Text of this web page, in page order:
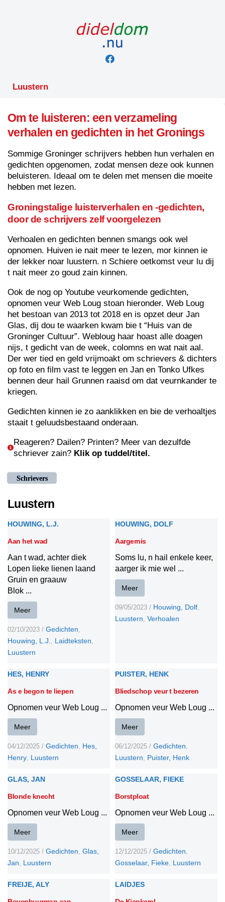
Luustern
Om te luisteren: een verzameling
verhalen en gedichten in het Gronings
Sommige Groninger schrijvers hebben hun verhalen en
gedichten opgenomen, zodat mensen deze ook kunnen
beluisteren. Ideaal om te delen met mensen die moeite
hebben met lezen.
Groningstalige luisterverhalen en -gedichten,
door de schrijvers zelf voorgelezen
Verhoalen en gedichten bennen smangs ook wel
opnomen. Huiven ie nait meer te lezen, mor kinnen ie
der lekker noar luustern. n Schiere oetkomst veur lu dij
t nait meer zo goud zain kinnen.
Ook de nog op Youtube veurkomende gedichten,
opnomen veur Web Loug stoan hieronder. Web Loug
het bestoan van 2013 tot 2018 en is opzet deur Jan
Glas, dij dou te waarken kwam bie t “Huis van de
Groninger Cultuur”. Webloug haar hoast alle doagen
nijs, t gedicht van de week, colomns en wat nait aal.
Der wer tied en geld vrijmoakt om schrievers & dichters
op foto en film vast te leggen en Jan en Tonko Ufkes
bennen deur hail Grunnen raaisd om dat veurnkander te
kriegen.
Gedichten kinnen ie zo aanklikken en bie de verhoaltjes
staait t geluudsbestaand onderaan.
Reageren? Dailen? Printen? Meer van dezulfde
schriever zain? Klik op tuddel/titel.
Schrievers
Luustern
HOUWING, L.J.
Aan het wad
Aan t wad, achter diek
Lopen lieke lienen laand
Gruin en graauw
Blok ...
Meer
02/10/2023 / Gedichten,
Houwing, L.J. , Laidteksten,
Luustern
HOUWING, DOLF
Aargernis
Soms lu, n hail enkele keer,
aarger ik mie wel ...
Meer
09/05/2023 / Houwing, Dolf,
Luustern, Verhoalen
HES, HENRY
As e begon te liepen
Opnomen veur Web Loug ...
Meer
04/12/2025 / Gedichten, Hes,
Henry, Luustern
PUISTER, HENK
Bliedschop veur t bezeren
Opnomen veur Web Loug ...
Meer
06/12/2025 / Gedichten,
Luustern, Puister, Henk
GLAS, JAN
Blonde knecht
Opnomen veur Web Loug ...
Meer
10/12/2025 / Gedichten, Glas,
Jan, Luustern
GOSSELAAR, FIEKE
Borstploat
Opnomen veur Web Loug ...
Meer
12/12/2025 / Gedichten,
Gosselaar, Fieke, Luustern
FREIJE, ALY LAIDJES